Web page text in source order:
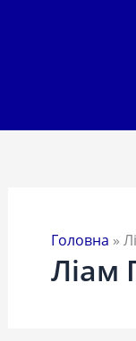
Головна »
Ліам